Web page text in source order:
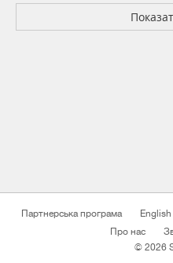
Партнерська програма
Про нас
© 2026